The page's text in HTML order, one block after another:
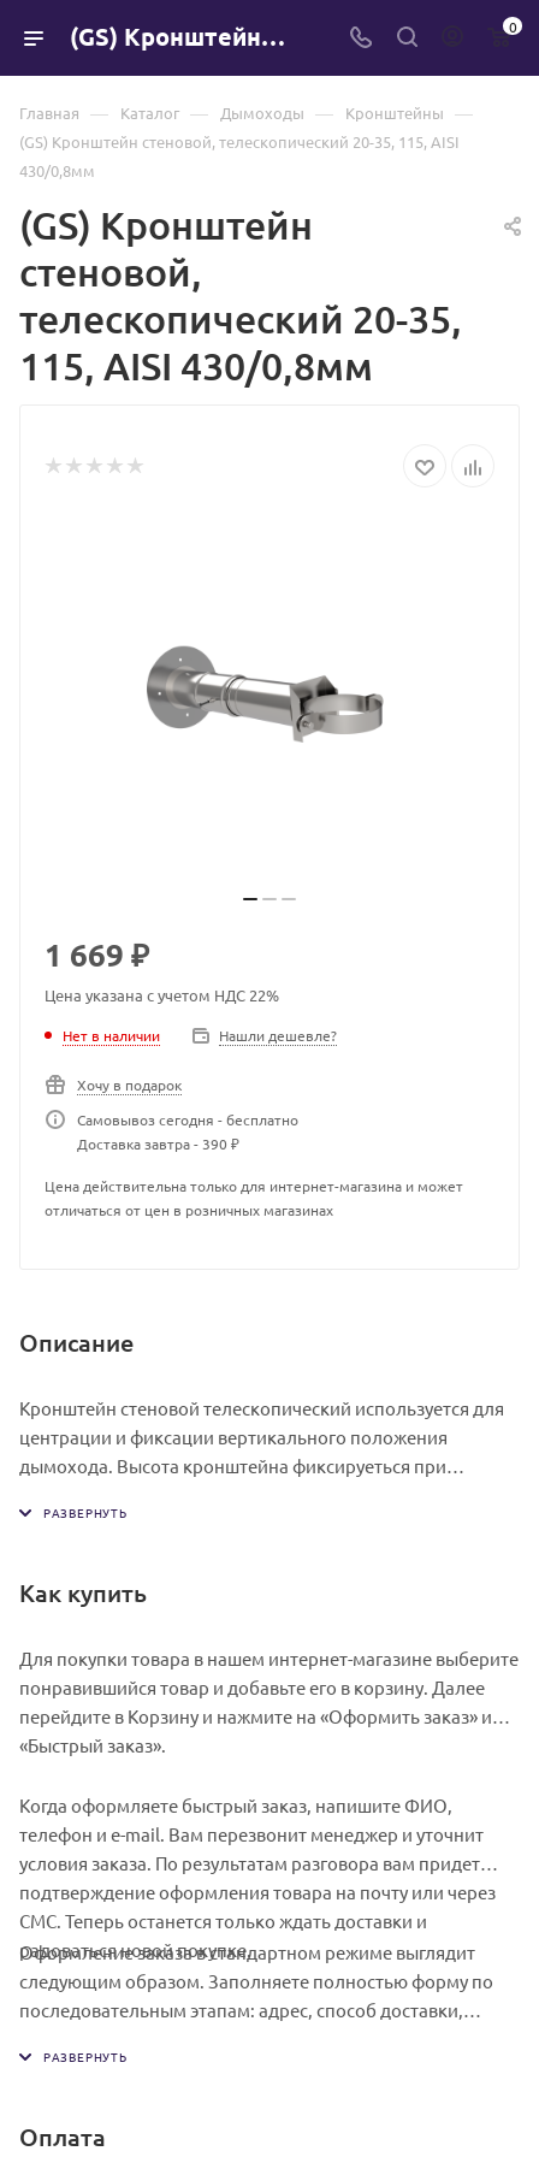
(GS) Кронштейн стеновой, телескопический 20-35, 115, AISI 430/0,8мм 0
Главная — Каталог — Дымоходы — Кронштейны —
(GS) Кронштейн стеновой, телескопический 20-35, 115, AISI
430/0,8мм
(GS) Кронштейн
стеновой,
телескопический 20-35,
115, AISI 430/0,8мм
1 669 ₽
Цена указана с учетом НДС 22%
Нет в наличии Нашли дешевле?
Хочу в подарок
Самовывоз сегодня - бесплатно
Доставка завтра - 390 ₽
Цена действительна только для интернет-магазина и может
отличаться от цен в розничных магазинах
Описание
Кронштейн стеновой телескопический используется для
центрации и фиксации вертикального положения
дымохода. Высота кронштейна фиксируеться при
Площадка диаметр 190мм из стали AISI 430/2,0мм.
Как купить
Для покупки товара в нашем интернет-магазине выберите
понравившийся товар и добавьте его в корзину. Далее
перейдите в Корзину и нажмите на «Оформить заказ» или
«Быстрый заказ».
Когда оформляете быстрый заказ, напишите ФИО,
телефон и e-mail. Вам перезвонит менеджер и уточнит
условия заказа. По результатам разговора вам придет
подтверждение оформления товара на почту или через
СМС. Теперь останется только ждать доставки и
радоваться новой покупке.
Оформление заказа в стандартном режиме выглядит
следующим образом. Заполняете полностью форму по
последовательным этапам: адрес, способ доставки,
написать информацию, которая поможет курьеру вас
Оплата